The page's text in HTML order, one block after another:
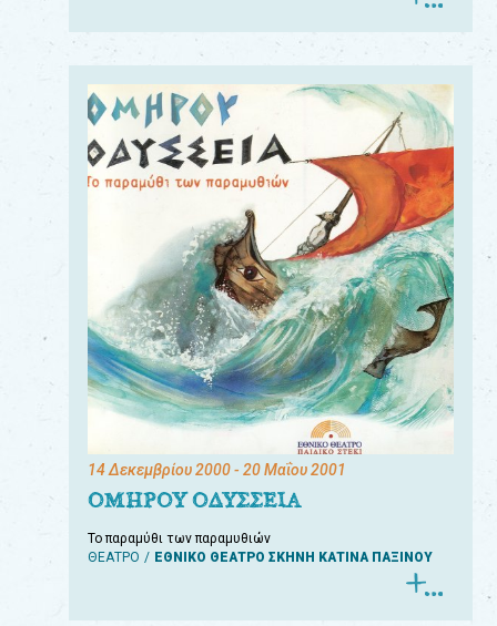
14 Δεκεμβρίου 2000- 20 Μαΐου 2001
ΟΜΗΡΟΥ ΟΔΥΣΣΕΙΑ
Το παραμύθι των παραμυθιών
ΘΕΑΤΡΟ
ΕΘΝΙΚΟ ΘΕΑΤΡΟ ΣΚΗΝΗ ΚΑΤΙΝΑ ΠΑΞΙΝΟΥ